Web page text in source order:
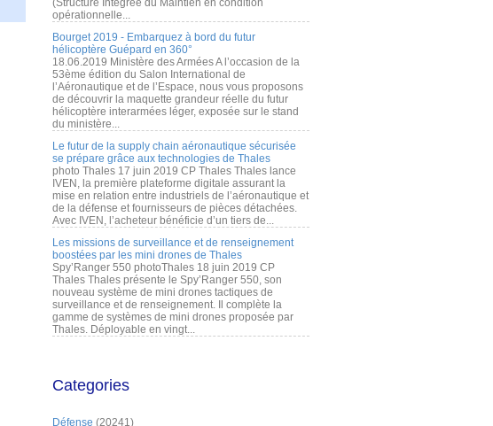
(Structure Intégrée du Maintien en condition
opérationnelle...
Bourget 2019 - Embarquez à bord du futur
hélicoptère Guépard en 360°
18.06.2019 Ministère des Armées A l’occasion de la
53ème édition du Salon International de
l’Aéronautique et de l’Espace, nous vous proposons
de découvrir la maquette grandeur réelle du futur
hélicoptère interarmées léger, exposée sur le stand
du ministère...
Le futur de la supply chain aéronautique sécurisée
se prépare grâce aux technologies de Thales
photo Thales 17 juin 2019 CP Thales Thales lance
IVEN, la première plateforme digitale assurant la
mise en relation entre industriels de l’aéronautique et
de la défense et fournisseurs de pièces détachées.
Avec IVEN, l’acheteur bénéficie d’un tiers de...
Les missions de surveillance et de renseignement
boostées par les mini drones de Thales
Spy’Ranger 550 photoThales 18 juin 2019 CP
Thales Thales présente le Spy’Ranger 550, son
nouveau système de mini drones tactiques de
surveillance et de renseignement. Il complète la
gamme de systèmes de mini drones proposée par
Thales. Déployable en vingt...
Categories
Défense (20241)